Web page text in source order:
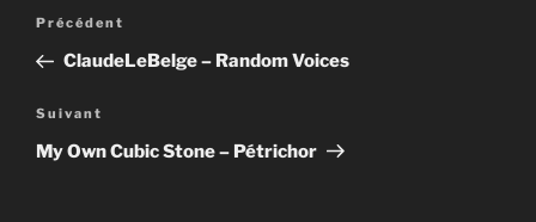
l’article
Article
précédent
Précédent
ClaudeLeBelge – Random Voices
Article
suivant
Suivant
My Own Cubic Stone – Pétrichor